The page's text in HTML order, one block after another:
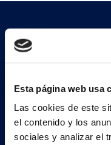
Esta página web usa
Las cookies de este
el contenido y los
sociales y analizar el